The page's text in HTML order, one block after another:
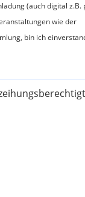
(auch digital z.B.
wie der
bin ich